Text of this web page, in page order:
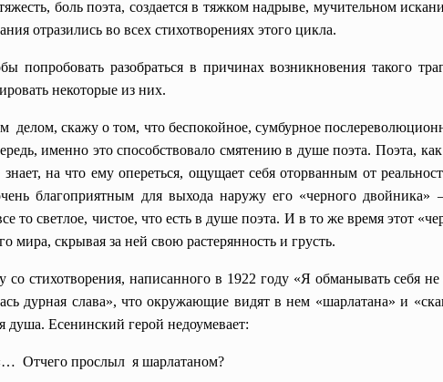
боль поэта, создается в тяжком надрыве, мучительном
отразились во всех стихотворениях этого цикла.
попробовать разобраться в причинах возникновения такого
некоторые из них.
делом, скажу о том, что беспокойное, сумбурное
именно это способствовало смятению в душе поэта. Поэта,
на что ему опереться, ощущает себя оторванным от
благоприятным для выхода наружу его «черного
то светлое, чистое, что есть в душе поэта. И в то же время этот
мира, скрывая за ней свою растерянность и грусть.
со стихотворения, написанного в 1922 году «Я обманывать себя
дурная слава», что окружающие видят в нем «шарлатана» и
душа. Есенинский герой недоумевает:
Отчего прослыл я шарлатаном?